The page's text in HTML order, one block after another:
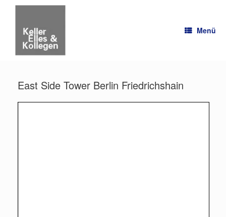
Menü
East Side Tower Berlin Friedrichshain